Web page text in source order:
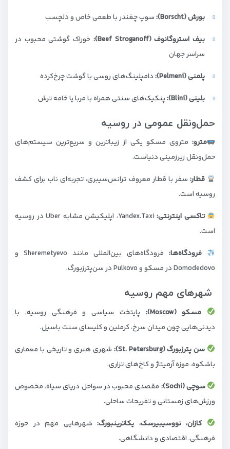
بورش (Borscht):
سوپ چغندر با طعمی خاص و دلچسب
بیف استروگانوف (Beef Stroganoff):
خوراک گوشتی محبوب در
سراسر جهان
پلمنی (Pelmeni):
دامپلینگ‌های روسی با گوشت چرخ‌کرده
بلینی (Blini):
پنکیک‌های سنتی همراه با مربا یا خامه ترش
حمل‌ونقل عمومی در روسیه
مترو: متروی مسکو یکی از زیباترین و سریع‌ترین سیستم‌های
حمل‌ونقل زیرزمینی دنیاست.
قطار: سفر با قطار معروف ترانس‌سیبری، تجربه‌ای ناب برای کشف
روسیه است.
تاکسی اینترنتی:
Yandex.Taxi، اپلیکیشن مشابه Uber در روسیه
است.
فرودگاه‌ها:
فرودگاه‌های بین‌المللی مانند Sheremetyevo و
Domodedovo در مسکو و Pulkovo در سن‌پترزبورگ.
شهرهای مهم روسیه
مسکو (Moscow):
پایتخت سیاسی و فرهنگی روسیه، با
دیدنی‌هایی چون میدان سرخ، کرملین و کلیسای سنت باسیل.
سن پترزبورگ (St. Petersburg):
شهری هنری و تاریخی با معماری
باشکوه، موزه آرمیتاژ و کاخ‌های تزاری.
سوچی (Sochi):
مقصدی محبوب در سواحل دریای سیاه، مخصوص
ورزش‌های زمستانی و تفریحات ساحلی.
کازان، نووسیبیرسک، یکاترینبورگ:شهرهایی مهم در حوزه
فرهنگی، اقتصادی و دانشگاهی.